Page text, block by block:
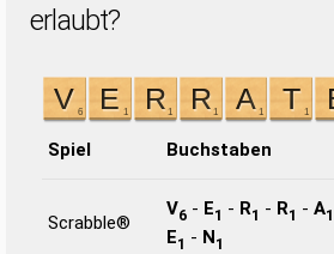
erlaubt?
Spiel Buchstaben
Scrabble®
V6 - E1 - R1 - R1 - A1
E1 - N1